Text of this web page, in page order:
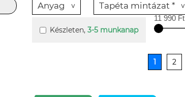
Anyag Tapéta mintázat *
Készleten, 3-5 munkanap
11 990 Ft
1 2